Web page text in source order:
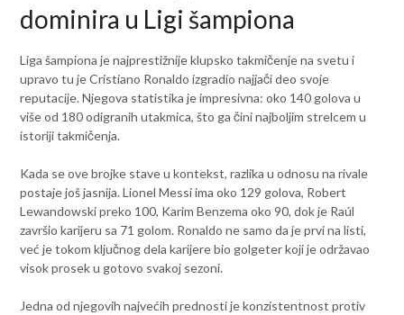
dominira u Ligi šampiona
Liga šampiona je najprestižnije klupsko takmičenje na svetu i
upravo tu je Cristiano Ronaldo izgradio najjači deo svoje
reputacije. Njegova statistika je impresivna: oko 140 golova u
više od 180 odigranih utakmica, što ga čini najboljim strelcem u
istoriji takmičenja.
Kada se ove brojke stave u kontekst, razlika u odnosu na rivale
postaje još jasnija. Lionel Messi ima oko 129 golova, Robert
Lewandowski preko 100, Karim Benzema oko 90, dok je Raúl
završio karijeru sa 71 golom. Ronaldo ne samo da je prvi na listi,
već je tokom ključnog dela karijere bio golgeter koji je održavao
visok prosek u gotovo svakoj sezoni.
Jedna od njegovih najvećih prednosti je konzistentnost protiv